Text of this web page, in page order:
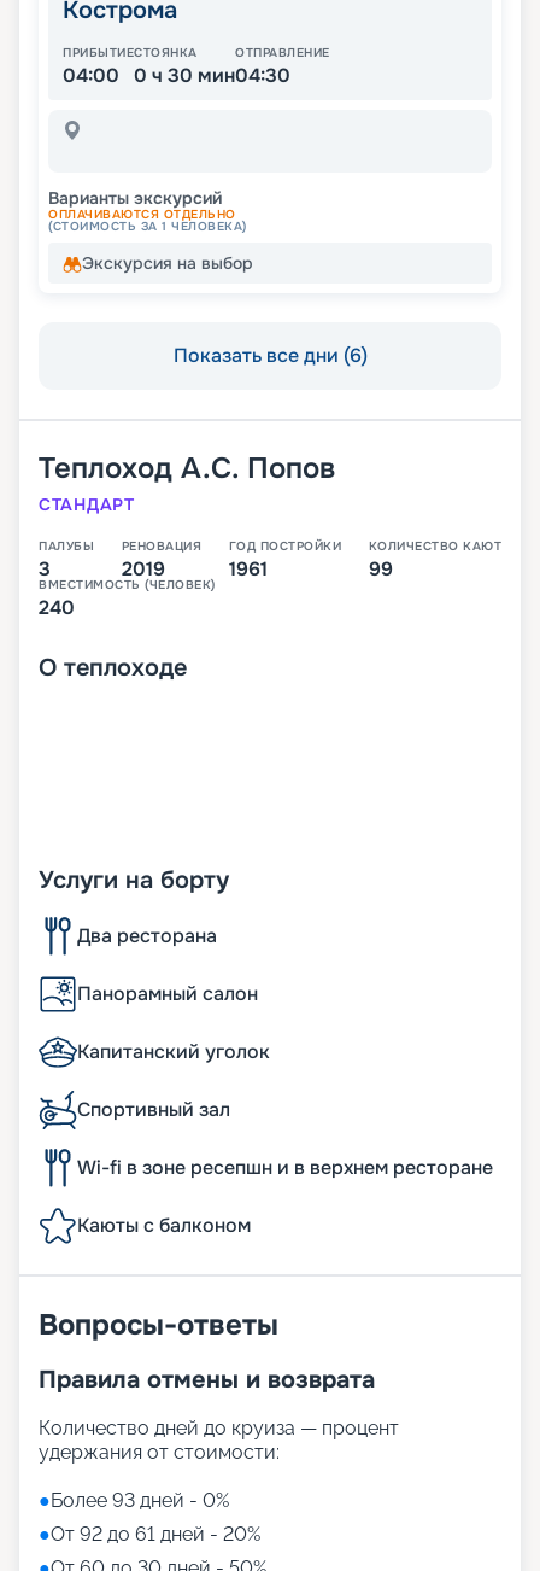
Кострома
ПРИБЫТИЕ
04:00
СТОЯНКА
0 ч 30 мин
ОТПРАВЛЕНИЕ
04:30
Варианты экскурсий
ОПЛАЧИВАЮТСЯ ОТДЕЛЬНО
(СТОИМОСТЬ ЗА 1 ЧЕЛОВЕКА)
Экскурсия на выбор
Показать все дни (6)
Теплоход А.С. Попов
СТАНДАРТ
ПАЛУБЫ
3
РЕНОВАЦИЯ
2019
ГОД ПОСТРОЙКИ
1961
КОЛИЧЕСТВО КАЮТ
99
ВМЕСТИМОСТЬ (ЧЕЛОВЕК)
240
О теплоходе
Услуги на борту
Два ресторана
Панорамный салон
Капитанский уголок
Спортивный зал
Wi-fi в зоне ресепшн и в верхнем ресторане
Каюты с балконом
Вопросы-ответы
Правила отмены и возврата
Количество дней до круиза — процент
удержания от стоимости:
●Более 93 дней - 0%
●От 92 до 61 дней - 20%